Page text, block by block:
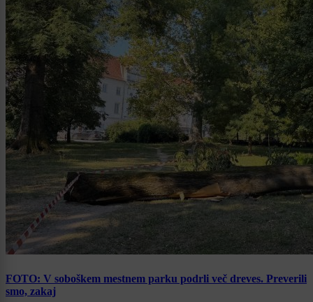
FOTO: V soboškem mestnem parku podrli več dreves. Preverili
smo, zakaj